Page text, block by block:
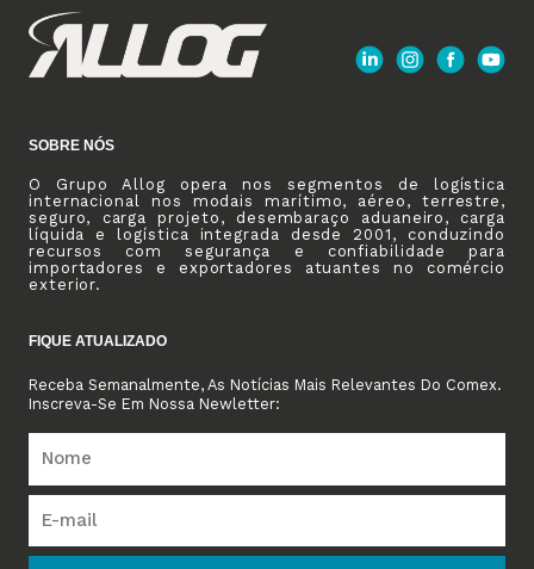
SOBRE NÓS
O Grupo Allog opera nos segmentos de logística
internacional nos modais marítimo, aéreo, terrestre,
seguro, carga projeto, desembaraço aduaneiro, carga
líquida e logística integrada desde 2001, conduzindo
recursos com segurança e confiabilidade para
importadores e exportadores atuantes no comércio
exterior.
FIQUE ATUALIZADO
Receba Semanalmente, As Notícias Mais Relevantes Do Comex.
Inscreva-Se Em Nossa Newletter: